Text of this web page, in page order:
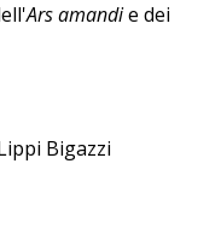
Ars amandie dei
Bigazzi